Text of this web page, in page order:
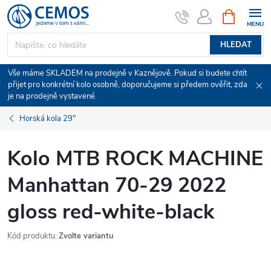
Přejít
na
obsah
HLEDAT
NÁKUPNÍ
KOŠÍK
Vše máme SKLADEM na prodejně v Kaznějově. Pokud si budete chtít
přijet pro konkrétní kolo osobně, doporučujeme si předem ověřit, zda
je na prodejně vystavené.
Horská kola 29"
Kolo MTB ROCK MACHINE
Manhattan 70-29 2022
gloss red-white-black
Kód produktu: Zvolte variantu